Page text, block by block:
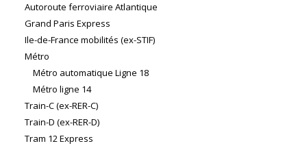
Autoroute ferroviaire Atlantique
Grand Paris Express
Ile-de-France mobilités (ex-STIF)
Métro
Métro automatique Ligne 18
Métro ligne 14
Train-C (ex-RER-C)
Train-D (ex-RER-D)
Tram 12 Express